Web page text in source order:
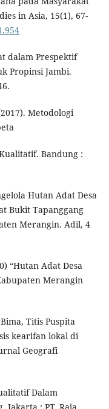
in Asia, 15(1), 67-
dalam Prespektif
Propinsi Jambi.
Metodologi
Bandung :
Hutan Adat Desa
Bukit Tapanggang
Merangin. Adil, 4
“Hutan Adat Desa
Merangin
Titis Puspita
kearifan lokal di
Geografi
Dalam
Jakarta : PT. Raja